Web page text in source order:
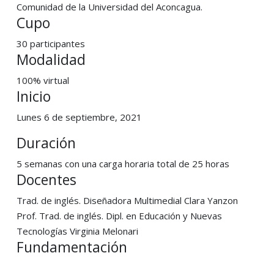
Comunidad de la Universidad del Aconcagua.
Cupo
30 participantes
Modalidad
100% virtual
Inicio
Lunes 6 de septiembre, 2021
Duración
5 semanas con una carga horaria total de 25 horas
Docentes
Trad. de inglés. Diseñadora Multimedial Clara Yanzon
Prof. Trad. de inglés. Dipl. en Educación y Nuevas
Tecnologías Virginia Melonari
Fundamentación